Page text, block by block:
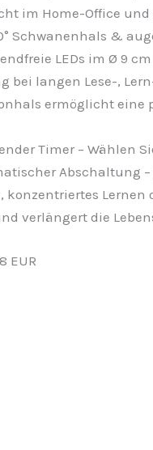
im Home-Office
Schwanenhals &
LEDs im Ø 9
bei langen Lese-,
ermöglicht eine
Timer – Wählen
Abschaltung –
konzentriertes Lernen
verlängert die
EUR